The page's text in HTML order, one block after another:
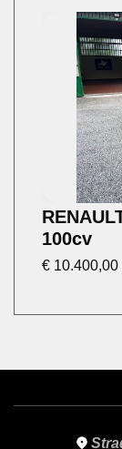
100cv
€ 10.400,00